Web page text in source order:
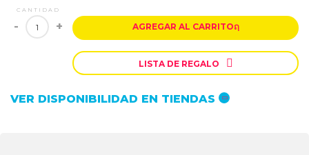
CANTIDAD
- + AGREGAR AL CARRITOຐ
LISTA DE REGALO 
VER DISPONIBILIDAD EN TIENDAS